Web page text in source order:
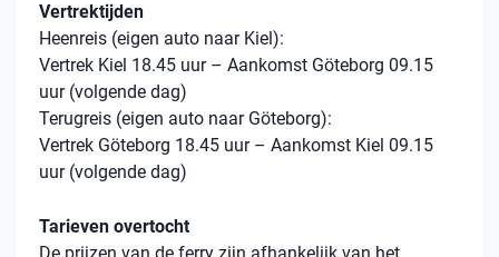
Vertrektijden
Heenreis (eigen auto naar Kiel):
Vertrek Kiel 18.45 uur – Aankomst Göteborg 09.15
uur (volgende dag)
Terugreis (eigen auto naar Göteborg):
Vertrek Göteborg 18.45 uur – Aankomst Kiel 09.15
uur (volgende dag)
Tarieven overtocht